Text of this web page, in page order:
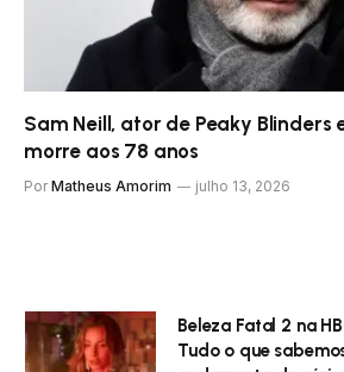
Sam Neill, ator de Peaky Blinders
morre aos 78 anos
Por Matheus Amorim julho 13, 2026
Beleza Fatal 2 na
Tudo o que